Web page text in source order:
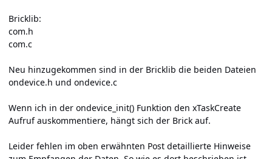
Bricklib:
com.h
com.c
Neu hinzugekommen sind in der Bricklib die beiden Dateien
ondevice.h und ondevice.c
Wenn ich in der ondevice_init() Funktion den xTaskCreate
Aufruf auskommentiere, hängt sich der Brick auf.
Leider fehlen im oben erwähnten Post detaillierte Hinweise